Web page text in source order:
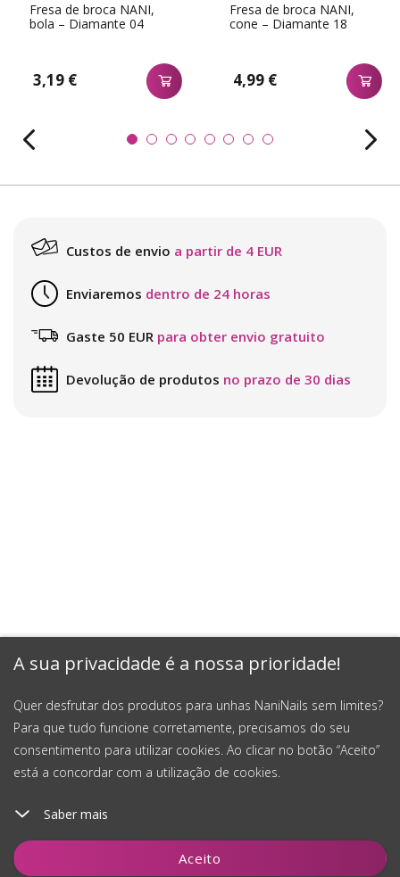
A sua privacidade é a nossa prioridade!
Quer desfrutar dos produtos para unhas NaniNails sem limites?
Para que tudo funcione corretamente, precisamos do seu
consentimento para utilizar cookies. Ao clicar no botão “Aceito”
está a concordar com a utilização de cookies.
Saber mais
Aceito
Adicionar ao carrinho
Fresa de broca NANI,
bola – Diamante 04
3,19 €
Fresa de broca NANI,
cone – Diamante 18
4,99 €
Custos de envio a partir de 4 EUR
Enviaremos dentro de 24 horas
Gaste 50 EUR para obter envio gratuito
Devolução de produtos no prazo de 30 dias